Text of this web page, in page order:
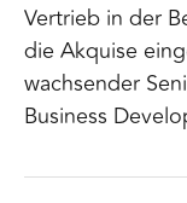
Vertrieb in der
die Akquise
wachsender
Business